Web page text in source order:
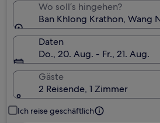
Wo soll’s hingehen?
Ban Khlong Krathon, Wang
Daten
Do., 20. Aug. - Fr., 21. Aug.
Gäste
2 Reisende, 1 Zimmer
Ich reise geschäftlich